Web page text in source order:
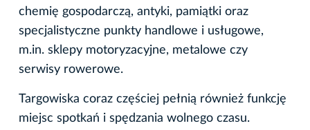
chemię gospodarczą, antyki, pamiątki oraz
specjalistyczne punkty handlowe i usługowe,
m.in. sklepy motoryzacyjne, metalowe czy
serwisy rowerowe.
Targowiska coraz częściej pełnią również funkcję
miejsc spotkań i spędzania wolnego czasu.